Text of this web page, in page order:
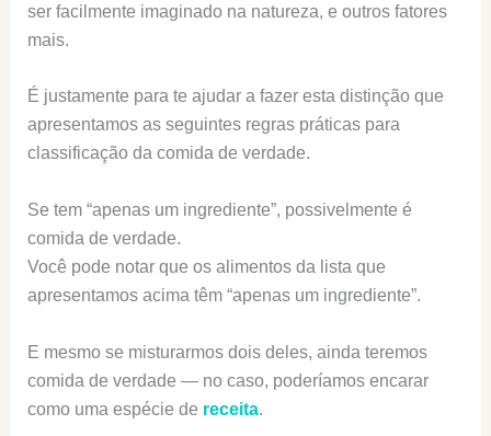
ser facilmente imaginado na natureza, e outros fatores
mais.
É justamente para te ajudar a fazer esta distinção que
apresentamos as seguintes regras práticas para
classificação da comida de verdade.
Se tem “apenas um ingrediente”, possivelmente é
comida de verdade.
Você pode notar que os alimentos da lista que
apresentamos acima têm “apenas um ingrediente”.
E mesmo se misturarmos dois deles, ainda teremos
comida de verdade — no caso, poderíamos encarar
como uma espécie de receita.